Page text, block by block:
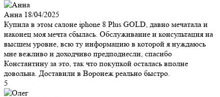
Анна 18/04/2025
Купила в этом салоне iphone 8 Plus GOLD, давно мечатала и
наконец моя мечта сбылась. Обслуживание и консультация на
высшем уровне, всю ту информацию в которой я нуждаюсь
мне вежливо и доходчиво предподнесли, спасибо
Константину за это, так что покупкой осталась вполне
довольна. Доставили в Воронеж реально быстро.
5